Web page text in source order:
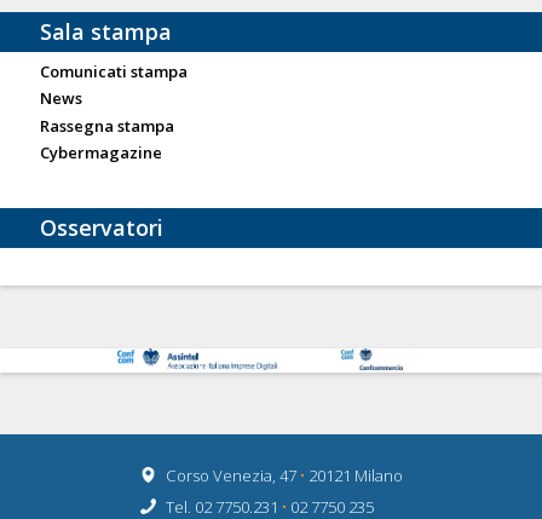
Sala stampa
Comunicati stampa
News
Rassegna stampa
Cybermagazine
Osservatori
Corso Venezia, 47 • 20121 Milano
Tel. 02 7750.231 • 02 7750 235